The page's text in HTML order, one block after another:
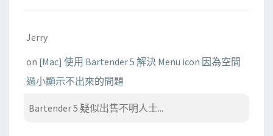
Jerry
on [Mac] 使用 Bartender 5 解決 Menu icon 因為空間
過小顯示不出來的問題
Bartender 5 疑似出售不明人士...